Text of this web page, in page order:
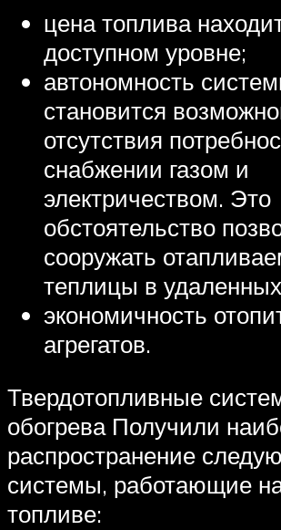
цена топлива
доступном уровне;
автономность
становится
отсутствия
снабжении газом и
электричеством. Это
обстоятельство
сооружать
теплицы в
экономичность
агрегатов.
Твердотопливные
обогрева Получили
распространение
системы, работающие
топливе: